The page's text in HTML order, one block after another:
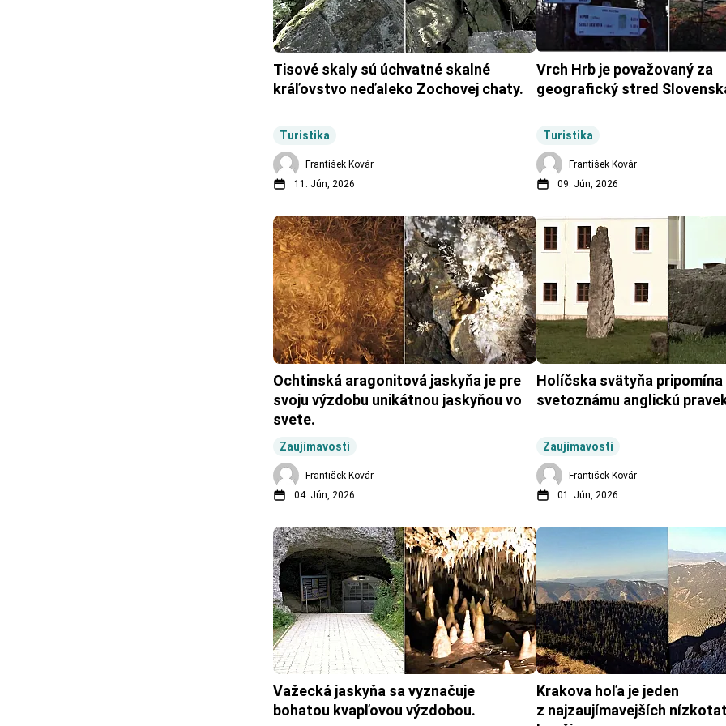
Turistika
Tisové skaly sú úchvatné skalné
kráľovstvo neďaleko Zochovej chaty.
František Kovár
11. Jún, 2026
Turistika
Vrch Hrb je považovaný za
geografický stred
František Kovár
09. Jún, 2026
Zaujímavosti
Ochtinská aragonitová jaskyňa je pre
svoju výzdobu unikátnou jaskyňou vo
svete.
František Kovár
04. Jún, 2026
Zaujímavosti
Holíčska svätyňa pripomína
svetoznámu anglickú
František Kovár
01. Jún, 2026
Važecká jaskyňa sa vyznačuje
bohatou kvapľovou výzdobou.
Krakova hoľa je jeden
z najzaujímavejších